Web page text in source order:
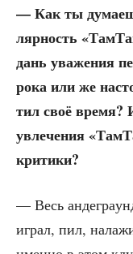
— Как ты
ляр­ность
дань ува­же­ния
рока или же
тил своё
увле­че­ния
критики?
— Весь
играл, пил,